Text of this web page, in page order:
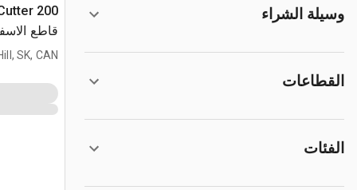
وسيلة الشراء
القطاعات
الفئات
200
قاطع
SK, CAN